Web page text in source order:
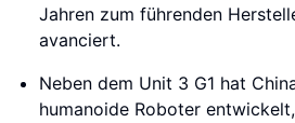
Jahren zum führenden
avanciert.
Neben dem Unit 3 G1 hat
humanoide Roboter